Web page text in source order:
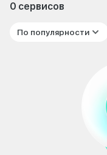
0 сервисов
По популярности